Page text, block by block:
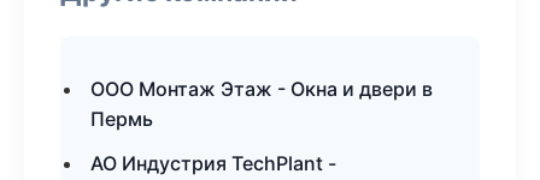
ООО Монтаж Этаж - Окна и двери в
Пермь
АО Индустрия TechPlant -